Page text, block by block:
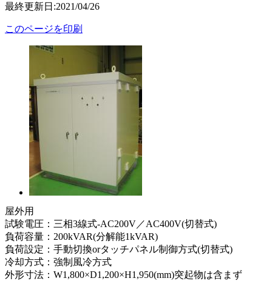
最終更新日:2021/04/26
このページを印刷
屋外用
試験電圧：三相3線式-AC200V／AC400V(切替式)
負荷容量：200kVAR(分解能1kVAR)
負荷設定：手動切換orタッチパネル制御方式(切替式)
冷却方式：強制風冷方式
外形寸法：W1,800×D1,200×H1,950(mm)突起物は含まず